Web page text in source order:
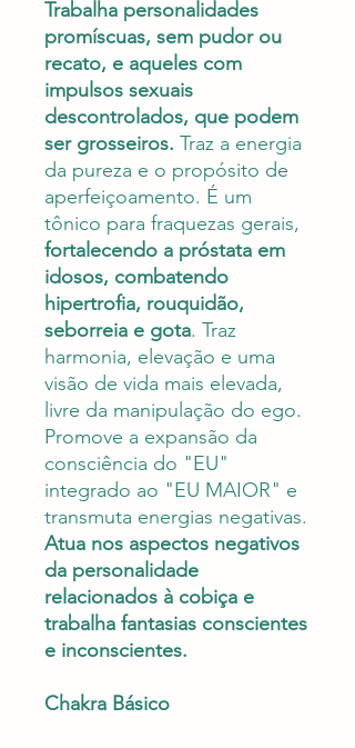
Trabalha personalidades
promíscuas, sem pudor ou
recato, e aqueles com
impulsos sexuais
descontrolados, que podem
ser grosseiros. Traz a energia
da pureza e o propósito de
aperfeiçoamento. É um
tônico para fraquezas gerais,
fortalecendo a próstata em
idosos, combatendo
hipertrofia, rouquidão,
seborreia e gota. Traz
harmonia, elevação e uma
visão de vida mais elevada,
livre da manipulação do ego.
Promove a expansão da
consciência do "EU"
integrado ao "EU MAIOR" e
transmuta energias negativas.
Atua nos aspectos negativos
da personalidade
relacionados à cobiça e
trabalha fantasias conscientes
e inconscientes.
Chakra Básico